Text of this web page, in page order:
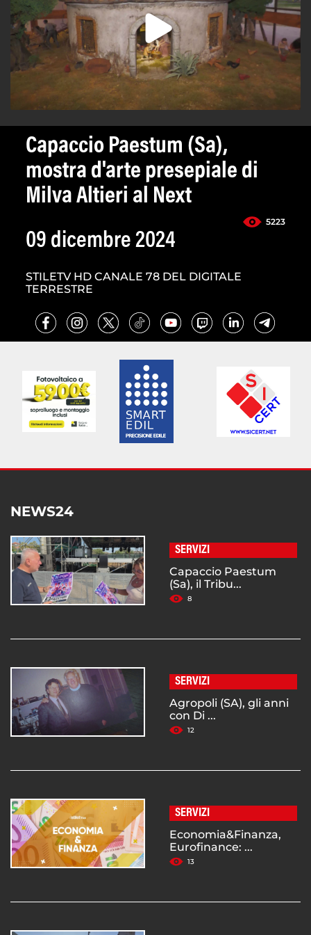
Capaccio Paestum (Sa),
mostra d'arte presepiale di
Milva Altieri al Next
5223
09 dicembre 2024
STILETV HD CANALE 78 DEL DIGITALE
TERRESTRE
NEWS24
SERVIZI
Capaccio Paestum
(Sa), il Tribu...
8
SERVIZI
Agropoli (SA), gli anni
con Di ...
12
SERVIZI
Economia&Finanza,
Eurofinance: ...
13